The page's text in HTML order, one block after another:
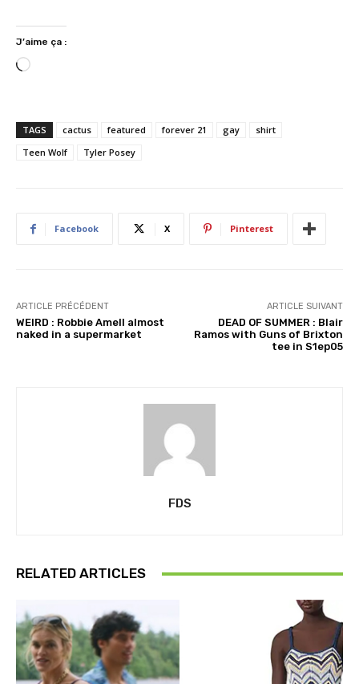
J’aime ça :
C
r
g
e
t
TAGS cactus featured forever 21 gay
shirt
Teen Wolf
Tyler Posey
Facebook X Pinterest
ARTICLE PRÉCÉDENT
WEIRD : Robbie Amell almost
naked in a supermarket
ARTICLE SUIVANT
DEAD OF SUMMER : Blair
Ramos with Guns of Brixton
tee in S1ep05
FDS
RELATED ARTICLES